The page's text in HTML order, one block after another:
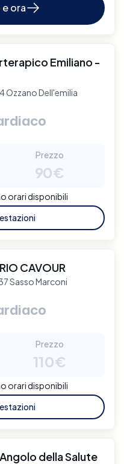
ora
Emiliano -
Ozzano Dell'emilia
Prezzo
90€
orari disponibili
CAVOUR
Sasso Marconi
Prezzo
110€
orari disponibili
della Salute